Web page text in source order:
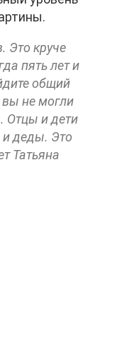
Это круче
пять лет и
общий
не могли
Отцы и дети
и деды. Это
Татьяна